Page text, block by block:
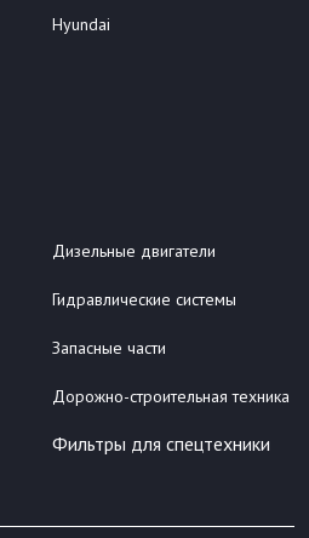
Hyundai
Дизельные двигатели
Гидравлические системы
Запасные части
Дорожно-строительная техника
Фильтры для спецтехники